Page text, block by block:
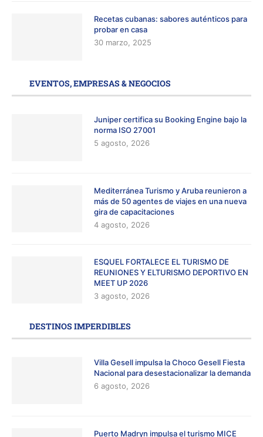
Recetas cubanas: sabores auténticos para
probar en casa
30 marzo, 2025
EVENTOS, EMPRESAS & NEGOCIOS
Juniper certifica su Booking Engine bajo la
norma ISO 27001
5 agosto, 2026
Mediterránea Turismo y Aruba reunieron a
más de 50 agentes de viajes en una nueva
gira de capacitaciones
4 agosto, 2026
ESQUEL FORTALECE EL TURISMO DE
REUNIONES Y ELTURISMO DEPORTIVO EN
MEET UP 2026
3 agosto, 2026
DESTINOS IMPERDIBLES
Villa Gesell impulsa la Choco Gesell Fiesta
Nacional para desestacionalizar la demanda
6 agosto, 2026
Puerto Madryn impulsa el turismo MICE